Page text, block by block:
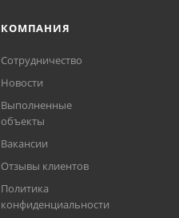
КОМПАНИЯ
Сотрудничество
Новости
Выполненные
объекты
Вакансии
Отзывы клиентов
Политика
конфиденциальности